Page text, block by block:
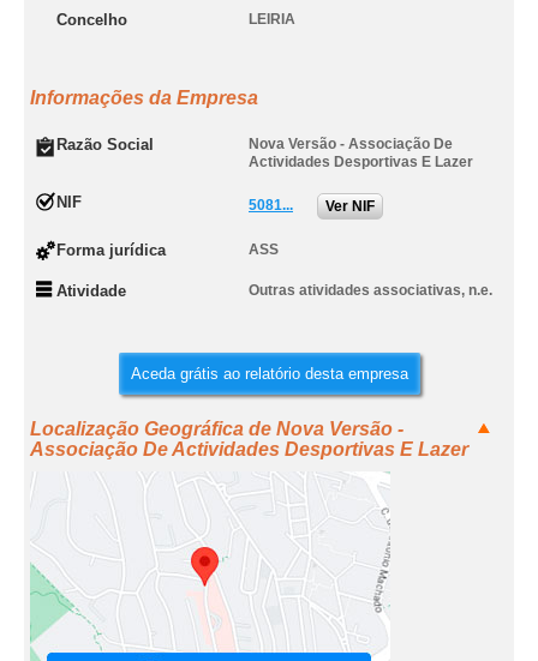
Concelho LEIRIA
Informações da Empresa
Razão Social
Nova Versão - Associação De
Actividades Desportivas E Lazer
NIF 5081... Ver NIF
Forma jurídica ASS
Atividade Outras atividades associativas, n.e.
Aceda grátis ao relatório desta empresa
Localização Geográfica de Nova Versão -
Associação De Actividades Desportivas E Lazer